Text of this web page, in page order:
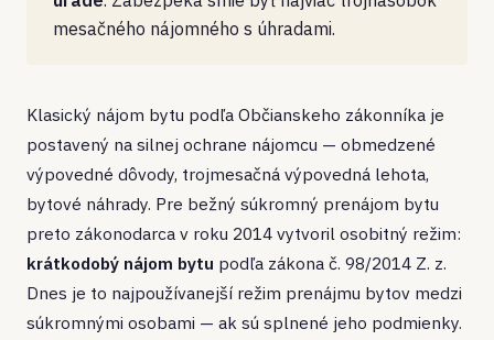
mesačného nájomného s úhradami.
Klasický nájom bytu podľa Občianskeho zákonníka je
postavený na silnej ochrane nájomcu — obmedzené
výpovedné dôvody, trojmesačná výpovedná lehota,
bytové náhrady. Pre bežný súkromný prenájom bytu
preto zákonodarca v roku 2014 vytvoril osobitný režim:
krátkodobý nájom bytu podľa zákona č. 98/2014 Z. z.
Dnes je to najpoužívanejší režim prenájmu bytov medzi
súkromnými osobami — ak sú splnené jeho podmienky.